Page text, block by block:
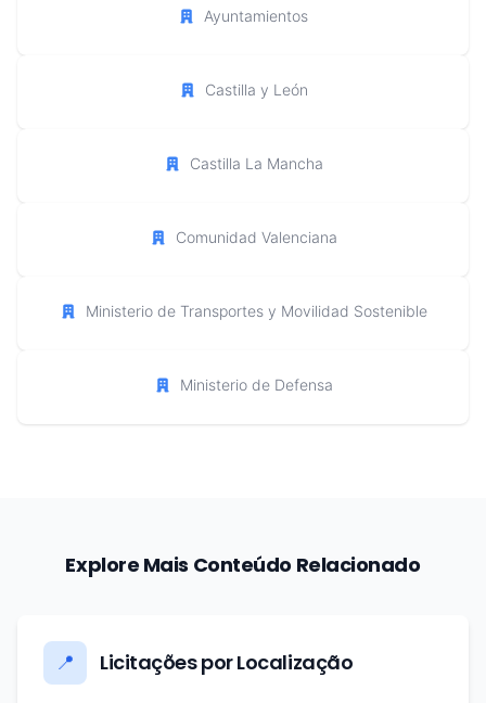
Ayuntamientos
Castilla y León
Castilla La Mancha
Comunidad Valenciana
Ministerio de Transportes y Movilidad Sostenible
Ministerio de Defensa
Explore Mais Conteúdo Relacionado
📍 Licitações por Localização